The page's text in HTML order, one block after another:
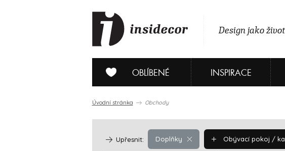
Design jako
OBLÍBENÉ INSPIRACE
Úvodní stránka Obchody
Doplňky
Upřesnit: Obývací pokoj /